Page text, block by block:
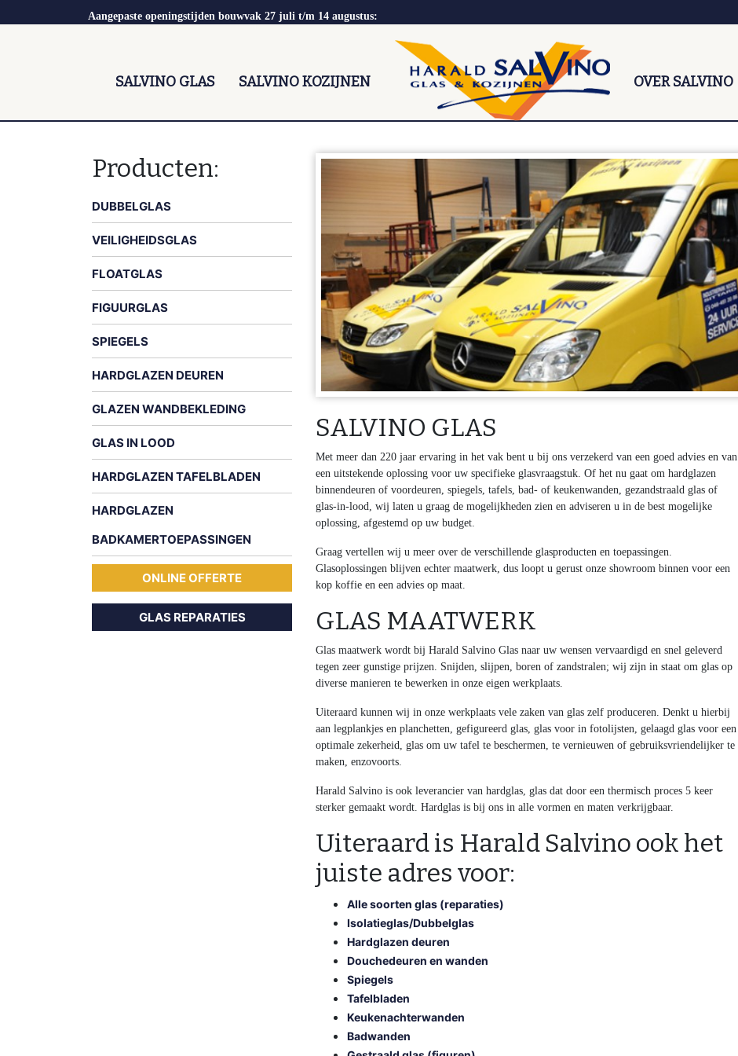
Aangepaste openingstijden bouwvak 27 juli t/m 14 augustus:
SALVINO GLAS SALVINO KOZIJNEN OVER SALVINO
Producten:
DUBBELGLAS
VEILIGHEIDSGLAS
FLOATGLAS
FIGUURGLAS
SPIEGELS
HARDGLAZEN DEUREN
GLAZEN WANDBEKLEDING
GLAS IN LOOD
HARDGLAZEN TAFELBLADEN
HARDGLAZEN
BADKAMERTOEPASSINGEN
ONLINE OFFERTE
GLAS REPARATIES
SALVINO GLAS
Met meer dan 220 jaar ervaring in het vak bent u bij ons verzekerd van een goed advies en van
een uitstekende oplossing voor uw specifieke glasvraagstuk. Of het nu gaat om hardglazen
binnendeuren of voordeuren, spiegels, tafels, bad- of keukenwanden, gezandstraald glas of
glas-in-lood, wij laten u graag de mogelijkheden zien en adviseren u in de best mogelijke
oplossing, afgestemd op uw budget.
Graag vertellen wij u meer over de verschillende glasproducten en toepassingen.
Glasoplossingen blijven echter maatwerk, dus loopt u gerust onze showroom binnen voor een
kop koffie en een advies op maat.
GLAS MAATWERK
Glas maatwerk wordt bij Harald Salvino Glas naar uw wensen vervaardigd en snel geleverd
tegen zeer gunstige prijzen. Snijden, slijpen, boren of zandstralen; wij zijn in staat om glas op
diverse manieren te bewerken in onze eigen werkplaats.
Uiteraard kunnen wij in onze werkplaats vele zaken van glas zelf produceren. Denkt u hierbij
aan legplankjes en planchetten, gefigureerd glas, glas voor in fotolijsten, gelaagd glas voor een
optimale zekerheid, glas om uw tafel te beschermen, te vernieuwen of gebruiksvriendelijker te
maken, enzovoorts.
Harald Salvino is ook leverancier van hardglas, glas dat door een thermisch proces 5 keer
sterker gemaakt wordt. Hardglas is bij ons in alle vormen en maten verkrijgbaar.
Uiteraard is Harald Salvino ook het
juiste adres voor:
Alle soorten glas (reparaties)
Isolatieglas/Dubbelglas
Hardglazen deuren
Douchedeuren en wanden
Spiegels
Tafelbladen
Keukenachterwanden
Badwanden